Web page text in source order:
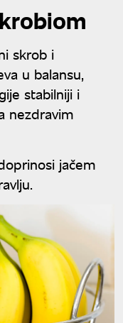
skrob i
u balansu,
stabilniji i
nezdravim
jačem